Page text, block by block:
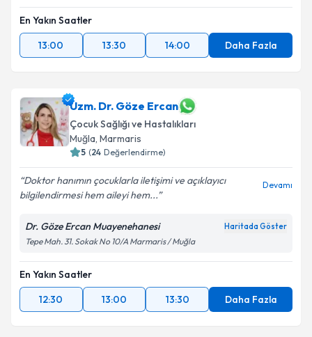
En Yakın Saatler
13:00
13:30 14:00 Daha Fazla
Uzm. Dr. Göze Ercan
Çocuk Sağlığı ve Hastalıkları
Muğla, Marmaris
5 (24 Değerlendirme)
Doktor hanımın çocuklarla iletişimi ve açıklayıcı
bilgilendirmesi hem aileyi hem...
Devamı
Dr. Göze Ercan Muayenehanesi Haritada Göster
Tepe Mah. 31. Sokak No 10/A Marmaris / Muğla
En Yakın Saatler
12:30
13:00 13:30 Daha Fazla